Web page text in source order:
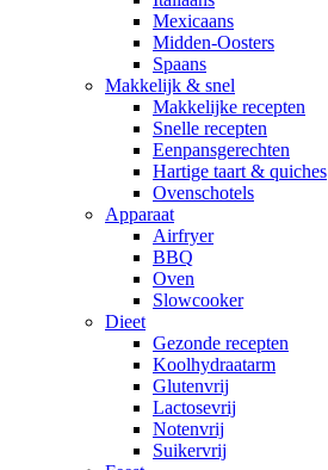
Mexicaans
Midden-Oosters
Spaans
Makkelijk & snel
Makkelijke recepten
Snelle recepten
Eenpansgerechten
Hartige taart & quiches
Ovenschotels
Apparaat
Airfryer
BBQ
Oven
Slowcooker
Dieet
Gezonde recepten
Koolhydraatarm
Glutenvrij
Lactosevrij
Notenvrij
Suikervrij